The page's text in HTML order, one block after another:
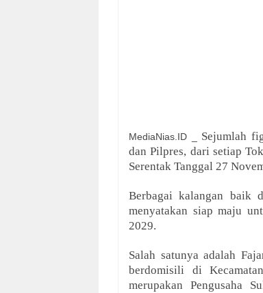
MediaNias.ID _ Sejumlah
dan Pilpres, dari setiap
Serentak Tanggal 27
Berbagai kalangan baik
menyatakan siap maju
2029.
Salah satunya adalah
berdomisili di
merupakan Pengusaha